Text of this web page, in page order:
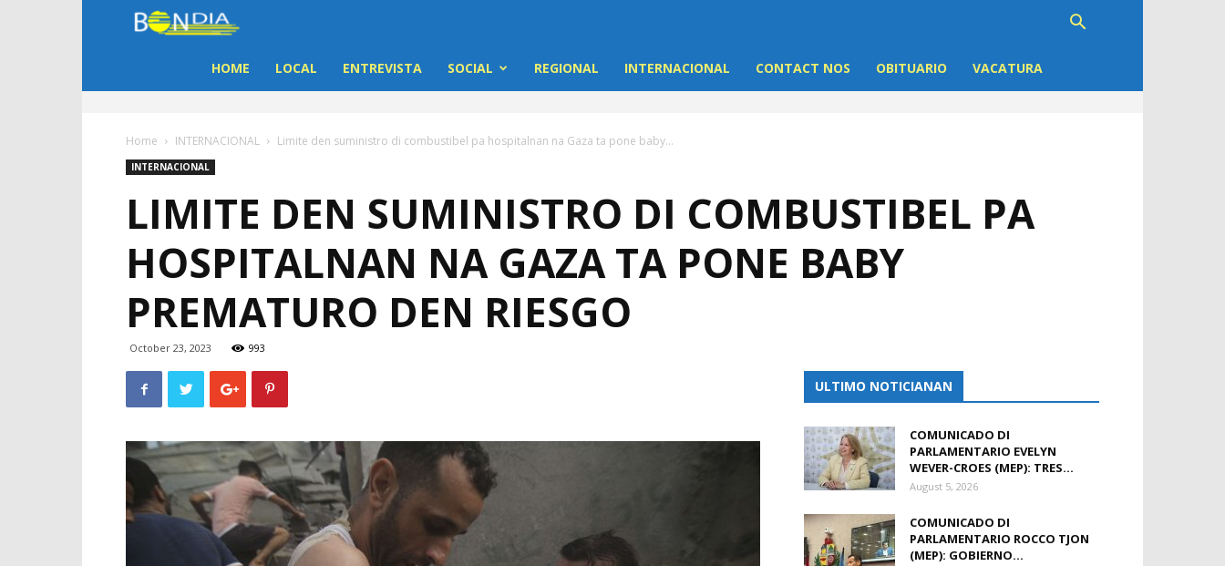
Dia
Noticia
di
Aruba
HOME LOCAL ENTREVISTA SOCIAL REGIONAL INTERNACIONAL CONTACT NOS OBITUARIO VACATURA
Home INTERNACIONAL Limite den suministro di combustibel pa hospitalnan na Gaza ta pone baby...
INTERNACIONAL
LIMITE DEN SUMINISTRO DI COMBUSTIBEL PA
HOSPITALNAN NA GAZA TA PONE BABY
PREMATURO DEN RIESGO
October 23, 2023 993
ULTIMO NOTICIANAN
COMUNICADO DI
PARLAMENTARIO EVELYN
WEVER-CROES (MEP): TRES...
August 5, 2026
COMUNICADO DI
PARLAMENTARIO ROCCO TJON
(MEP): GOBIERNO...